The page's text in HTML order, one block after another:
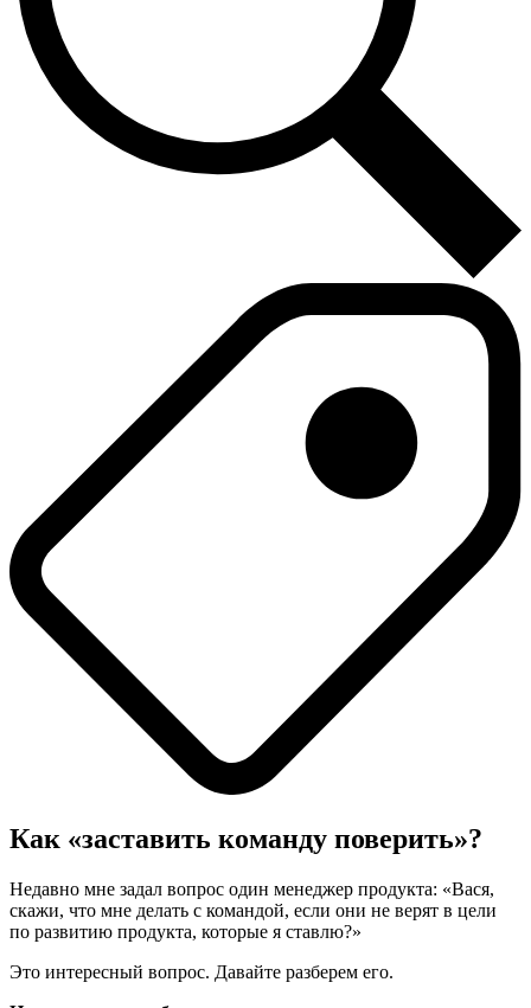
Как «заставить команду поверить»?
Недавно мне задал вопрос один менеджер продукта: «Вася,
скажи, что мне делать с командой, если они не верят в цели
по развитию продукта, которые я ставлю?»
Это интересный вопрос. Давайте разберем его.